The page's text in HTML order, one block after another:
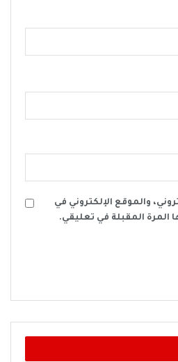
والموقع الإلكتروني في
المقبلة في تعليقي.